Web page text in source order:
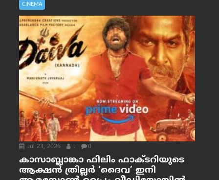
CINEMA
Jul 23, 2026 . 0
കാസാബ്ലാങ്കാ ഫിലിം ഫാക്ടറിയുടെ
ആക്ഷൻ ത്രില്ലർ ‘ദൈവ’ ഇനി